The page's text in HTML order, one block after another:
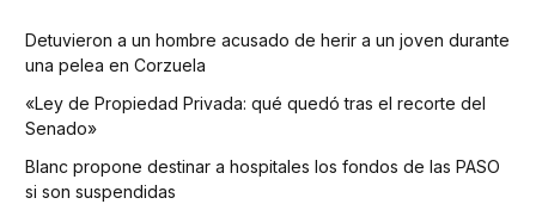
Detuvieron a un hombre acusado de herir a un joven durante
una pelea en Corzuela
«Ley de Propiedad Privada: qué quedó tras el recorte del
Senado»
Blanc propone destinar a hospitales los fondos de las PASO
si son suspendidas